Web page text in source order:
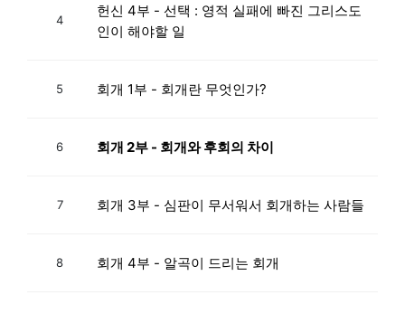
4
헌신 4부 - 선택 : 영적 실패에 빠진 그리스도
인이 해야할 일
5 회개 1부 - 회개란 무엇인가?
6 회개 2부 - 회개와 후회의 차이
7 회개 3부 - 심판이 무서워서 회개하는 사람들
8 회개 4부 - 알곡이 드리는 회개